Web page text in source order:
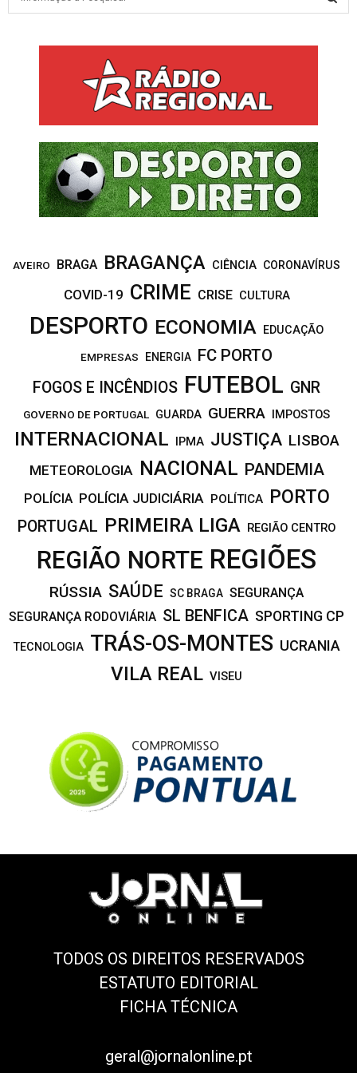
AVEIRO BRAGA BRAGANÇA CIÊNCIA CORONAVÍRUS
COVID-19 CRIME CRISE CULTURA
DESPORTO ECONOMIA EDUCAÇÃO
EMPRESAS ENERGIA FC PORTO
FOGOS E INCÊNDIOS FUTEBOL GNR
GOVERNO DE PORTUGAL GUARDA GUERRA IMPOSTOS
INTERNACIONAL IPMA JUSTIÇA LISBOA
METEOROLOGIA NACIONAL PANDEMIA
POLÍCIA POLÍCIA JUDICIÁRIA POLÍTICA PORTO
PORTUGAL PRIMEIRA LIGA REGIÃO CENTRO
REGIÃO NORTE REGIÕES
RÚSSIA SAÚDE SC BRAGA SEGURANÇA
SEGURANÇA RODOVIÁRIA SL BENFICA SPORTING CP
TECNOLOGIA TRÁS-OS-MONTES UCRANIA
VILA REAL VISEU
TODOS OS DIREITOS RESERVADOS
ESTATUTO EDITORIAL
FICHA TÉCNICA
geral@jornalonline.pt